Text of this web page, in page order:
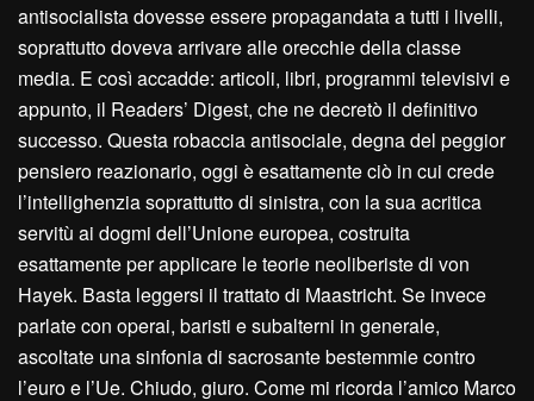
antisocialista dovesse essere propagandata a tutti i livelli,
soprattutto doveva arrivare alle orecchie della classe
media. E così accadde: articoli, libri, programmi televisivi e
appunto, il Readers’ Digest, che ne decretò il definitivo
successo. Questa robaccia antisociale, degna del peggior
pensiero reazionario, oggi è esattamente ciò in cui crede
l’intellighenzia soprattutto di sinistra, con la sua acritica
servitù ai dogmi dell’Unione europea, costruita
esattamente per applicare le teorie neoliberiste di von
Hayek. Basta leggersi il trattato di Maastricht. Se invece
parlate con operai, baristi e subalterni in generale,
ascoltate una sinfonia di sacrosante bestemmie contro
l’euro e l’Ue. Chiudo, giuro. Come mi ricorda l’amico Marco